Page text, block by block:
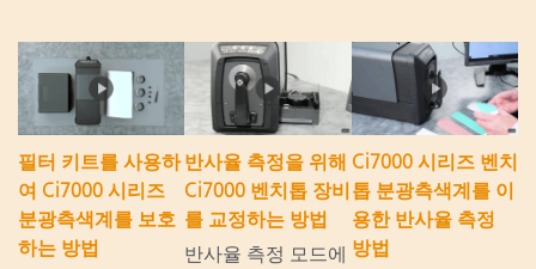
필터 키트를 사용하
여 Ci7000 시리즈
분광측색계를 보호
하는 방법
반사율 측정을 위해
Ci7000 벤치톱 장비
를 교정하는 방법
반사율 측정 모드에
Ci7000 시리즈 벤치
톱 분광측색계를 이
용한 반사율 측정
방법